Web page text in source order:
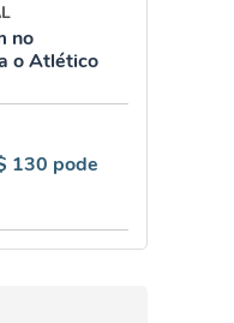
no
o Atlético
130 pode